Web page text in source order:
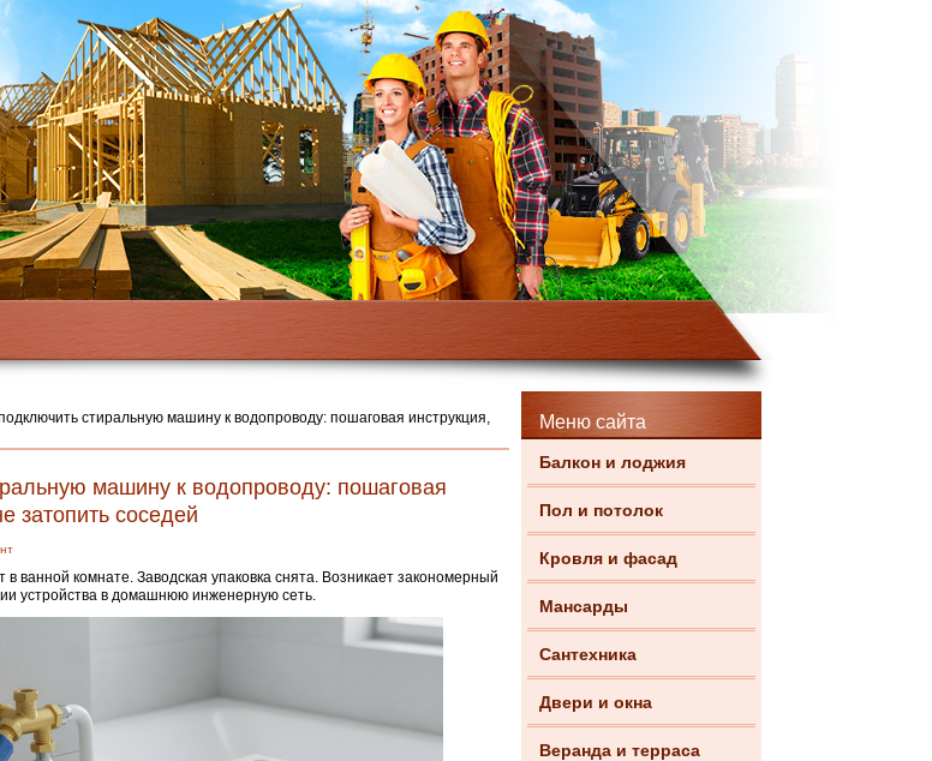
Меню сайта
Балкон и лоджия
Пол и потолок
Кровля и фасад
Мансарды
Сантехника
Двери и окна
Веранда и терраса
стиральную машину к водопроводу: пошаговая инструкция,
машину к водопроводу: пошаговая
затопить соседей
в ванной комнате. Заводская упаковка снята. Возникает закономерный
устройства в домашнюю инженерную сеть.